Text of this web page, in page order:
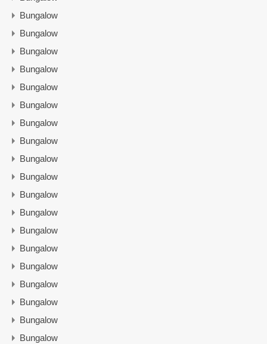
Bungalow
Bungalow
Bungalow
Bungalow
Bungalow
Bungalow
Bungalow
Bungalow
Bungalow
Bungalow
Bungalow
Bungalow
Bungalow
Bungalow
Bungalow
Bungalow
Bungalow
Bungalow
Bungalow